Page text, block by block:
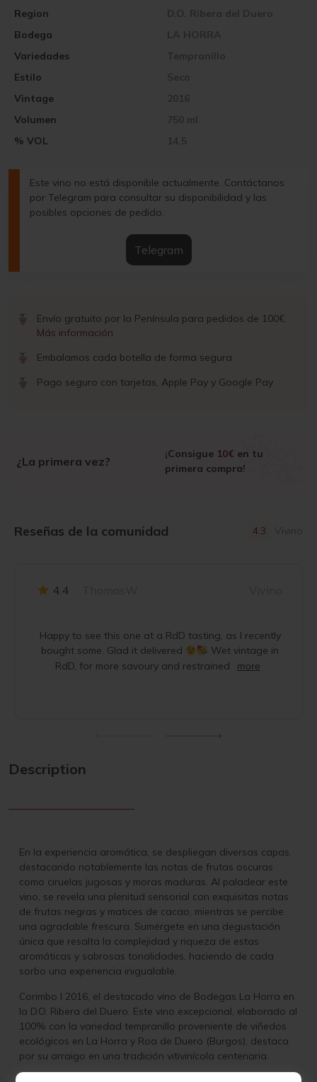
Vintage 2016
Region D.O. Ribera del Duero
Volumen 750 ml
Bodega LA HORRA
% VOL 14,5
Variedades Tempranillo
Estilo Seco
Este vino no está disponible actualmente. Contáctanos
por Telegram para consultar su disponibilidad y las
posibles opciones de pedido.
Telegram
Envío gratuito por la Península para pedidos de 100€
Más información
Embalamos cada botella de forma segura
Pago seguro con tarjetas, Apple Pay y Google Pay
¿La primera vez?
¡Consigue 10€ en tu
primera compra!
Reseñas de la comunidad 4.3 Vivino
4.4
Happy to see this one at a RdD tasting, as I recently
bought some. Glad it delivered
Wet vintage in
RdD, for more savoury and restrained
more
Description
En la experiencia aromática, se despliegan diversas capas,
destacando notablemente las notas de frutas oscuras
como ciruelas jugosas y moras maduras. Al paladear este
vino, se revela una plenitud sensorial con exquisitas notas
de frutas negras y matices de cacao, mientras se percibe
una agradable frescura. Sumérgete en una degustación
única que resalta la complejidad y riqueza de estas
aromáticas y sabrosas tonalidades, haciendo de cada
sorbo una experiencia inigualable.
Corimbo I 2016, el destacado vino de Bodegas La Horra en
la D.O. Ribera del Duero. Este vino excepcional, elaborado al
100% con la variedad tempranillo proveniente de viñedos
ecológicos en La Horra y Roa de Duero (Burgos), destaca
por su arraigo en una tradición vitivinícola centenaria.